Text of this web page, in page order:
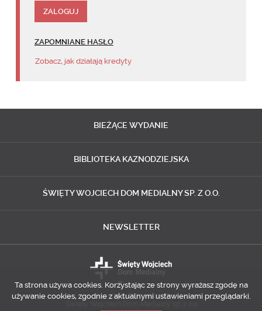
ZAPOMNIANE HASŁO
Zobacz, jak działają kredyty
BIEŻĄCE WYDANIE
BIBLIOTEKA KAZNODZIEJSKA
ŚWIĘTY WOJCIECH DOM MEDIALNY SP. Z O.O.
NEWSLETTER
Copyright © 2014-2018
Ta strona używa cookies. Korzystając ze strony wyrażasz zgodę na
używanie cookies, zgodnie z aktualnymi ustawieniami przeglądarki.